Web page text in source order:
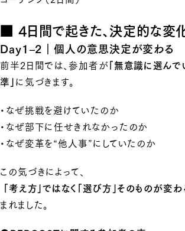
■ 4日間で起きた、決定的な変
Day1–2｜個人の意思決定が変わる
前半2日間では、参加者が「無意識に選ん
準」に気づきます。
・なぜ挑戦を避けていたのか
・なぜ部下に任せきれなかったのか
・なぜ変革を“他人事”にしていたのか
この気づきによって、
「考え方」ではなく「選び方」そのものが変わ
まれました。